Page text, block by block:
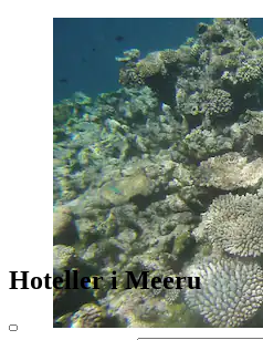
Hoteller i Meeru